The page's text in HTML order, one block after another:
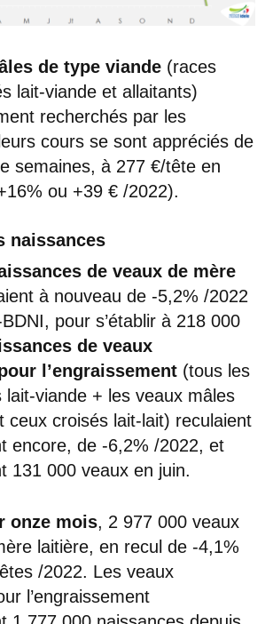
de type viande (races
lait-viande et allaitants)
recherchés par les
cours se sont appréciés de
semaines, à 277 €/tête en
ou +39 € /2022).
naissances
de veaux de mère
à nouveau de -5,2% /2022
pour s’établir à 218 000
de veaux
l’engraissement (tous les
lait-viande + les veaux mâles
ceux croisés lait-lait) reculaient
encore, de -6,2% /2022, et
131 000 veaux en juin.
onze mois, 2 977 000 veaux
laitière, en recul de -4,1%
/2022. Les veaux
l’engraissement